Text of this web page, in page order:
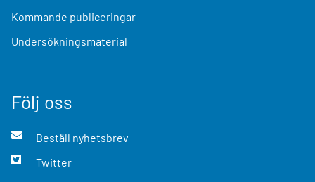
Kommande publiceringar
Undersökningsmaterial
Följ oss
Beställ nyhetsbrev
Twitter